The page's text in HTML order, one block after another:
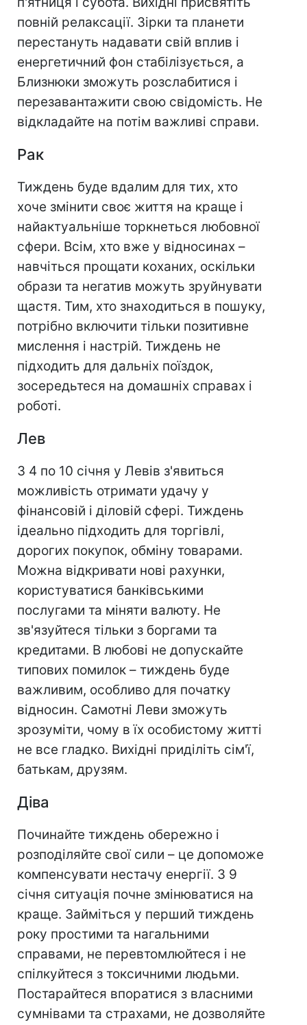
повній релаксації. Зірки та планети
перестануть надавати свій вплив і
енергетичний фон стабілізується, а
Близнюки зможуть розслабитися і
перезавантажити свою свідомість. Не
відкладайте на потім важливі справи.
Рак
Тиждень буде вдалим для тих, хто
хоче змінити своє життя на краще і
найактуальніше торкнеться любовної
сфери. Всім, хто вже у відносинах –
навчіться прощати коханих, оскільки
образи та негатив можуть зруйнувати
щастя. Тим, хто знаходиться в пошуку,
потрібно включити тільки позитивне
мислення і настрій. Тиждень не
підходить для дальніх поїздок,
зосередьтеся на домашніх справах і
роботі.
Лев
З 4 по 10 січня у Левів з'явиться
можливість отримати удачу у
фінансовій і діловій сфері. Тиждень
ідеально підходить для торгівлі,
дорогих покупок, обміну товарами.
Можна відкривати нові рахунки,
користуватися банківськими
послугами та міняти валюту. Не
зв'язуйтеся тільки з боргами та
кредитами. В любові не допускайте
типових помилок – тиждень буде
важливим, особливо для початку
відносин. Самотні Леви зможуть
зрозуміти, чому в їх особистому житті
не все гладко. Вихідні приділіть сім'ї,
батькам, друзям.
Діва
Починайте тиждень обережно і
розподіляйте свої сили – це допоможе
компенсувати нестачу енергії. З 9
січня ситуація почне змінюватися на
краще. Займіться у перший тиждень
року простими та нагальними
справами, не перевтомлюйтеся і не
спілкуйтеся з токсичними людьми.
Постарайтеся впоратися з власними
сумнівами та страхами, не дозволяйте